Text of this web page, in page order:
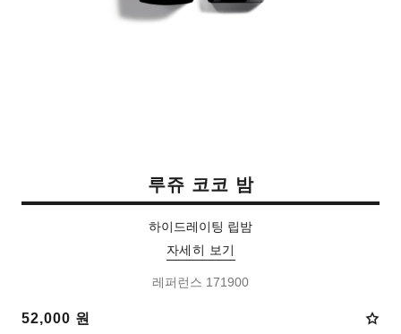
루쥬 코코 밤
하이드레이팅 립밤
자세히 보기
레퍼런스 171900
52,000 원